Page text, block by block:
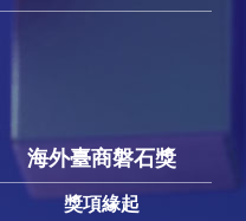
海外臺商磐石獎
獎項緣起